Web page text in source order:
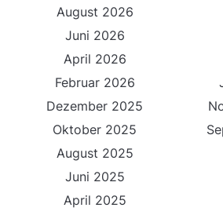
August 2026
Juni 2026
April 2026
Februar 2026
Dezember 2025
Oktober 2025
August 2025
Juni 2025
April 2025